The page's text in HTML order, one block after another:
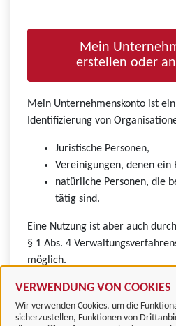
VERWENDUNG VON COOKIES
Wir verwenden Cookies, um die
sicherzustellen, Funktionen von
Mein
erstellen oder
Mein Unternehmenskonto ist
Identifizierung von
Juristische Personen,
Vereinigungen, denen ein
natürliche Personen, die
tätig sind.
Eine Nutzung ist aber auch
§ 1 Abs. 4
möglich.